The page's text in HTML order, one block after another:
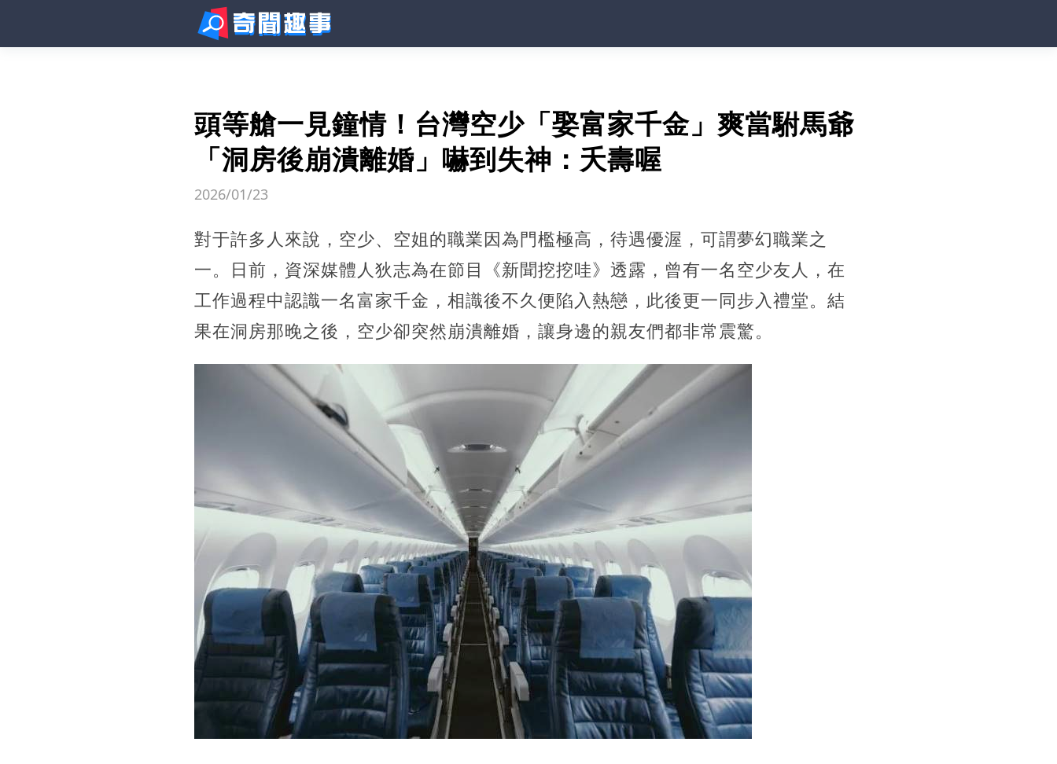
頭等艙一見鐘情！台灣空少「娶富家千金」爽當駙馬爺
「洞房後崩潰離婚」嚇到失神：夭壽喔
2026/01/23
對于許多人來說，空少、空姐的職業因為門檻極高，待遇優渥，可謂夢幻職業之
一。日前，資深媒體人狄志為在節目《新聞挖挖哇》透露，曾有一名空少友人，在
工作過程中認識一名富家千金，相識後不久便陷入熱戀，此後更一同步入禮堂。結
果在洞房那晚之後，空少卻突然崩潰離婚，讓身邊的親友們都非常震驚。